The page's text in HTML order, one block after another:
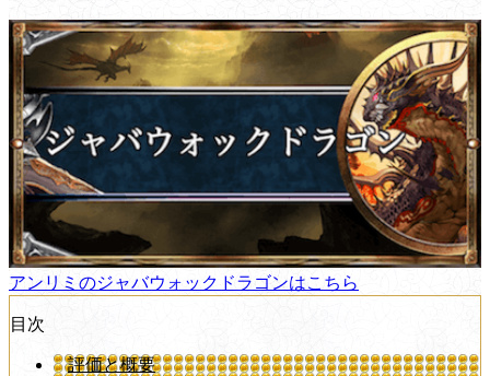
アンリミのジャバウォックドラゴンはこちら
目次
評価と概要